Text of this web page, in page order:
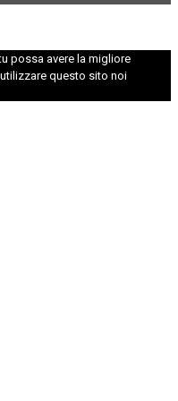
possa avere la migliore
questo sito noi